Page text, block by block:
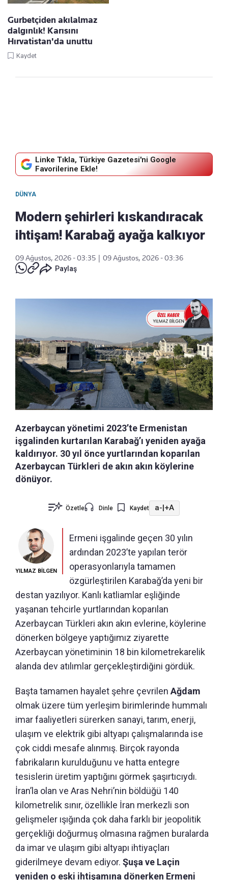
Gurbetçiden akılalmaz
dalgınlık! Karısını
Hırvatistan'da unuttu
Kaydet
Linke Tıkla, Türkiye Gazetesi'ni Google
Favorilerine Ekle!
DÜNYA
Modern şehirleri kıskandıracak
ihtişam! Karabağ ayağa kalkıyor
09 Ağustos, 2026 - 03:35
09 Ağustos, 2026 - 03:36
Paylaş
Azerbaycan yönetimi 2023’te Ermenistan
işgalinden kurtarılan Karabağ’ı yeniden ayağa
kaldırıyor. 30 yıl önce yurtlarından koparılan
Azerbaycan Türkleri de akın akın köylerine
dönüyor.
Özetle Dinle Kaydet a-|+A
YILMAZ BİLGEN
Ermeni işgalinde geçen 30 yılın
ardından 2023’te yapılan terör
operasyonlarıyla tamamen
özgürleştirilen Karabağ’da yeni bir
destan yazılıyor. Kanlı katliamlar eşliğinde
yaşanan tehcirle yurtlarından koparılan
Azerbaycan Türkleri akın akın evlerine, köylerine
dönerken bölgeye yaptığımız ziyarette
Azerbaycan yönetiminin 18 bin kilometrekarelik
alanda dev atılımlar gerçekleştirdiğini gördük.
Başta tamamen hayalet şehre çevrilen Ağdam
olmak üzere tüm yerleşim birimlerinde hummalı
imar faaliyetleri sürerken sanayi, tarım, enerji,
ulaşım ve elektrik gibi altyapı çalışmalarında ise
çok ciddi mesafe alınmış. Birçok rayonda
fabrikaların kurulduğunu ve hatta entegre
tesislerin üretim yaptığını görmek şaşırtıcıydı.
İran’la olan ve Aras Nehri’nin böldüğü 140
kilometrelik sınır, özellikle İran merkezli son
gelişmeler ışığında çok daha farklı bir jeopolitik
gerçekliği doğurmuş olmasına rağmen buralarda
da imar ve ulaşım gibi altyapı ihtiyaçları
giderilmeye devam ediyor. Şuşa ve Laçin
yeniden o eski ihtişamına dönerken Ermeni